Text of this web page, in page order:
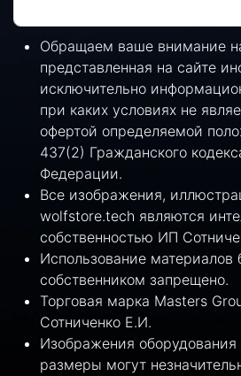
Обращаем ваше внимание
представленная на сайте
исключительно
при каких условиях не
офертой определяемой
437(2) Гражданского
Федерации.
Все изображения,
wolfstore.tech являются
собственностью ИП
Использование материалов
собственником запрещено.
Торговая марка Masters
Сотниченко Е.И.
Изображения оборудования
размеры могут